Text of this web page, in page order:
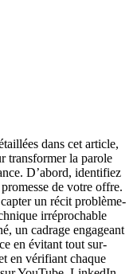
dans cet article,
transformer la parole
D’abord, identifiez
de votre offre.
un récit problème-
irréprochable
un cadrage engageant
en évitant tout sur-
en vérifiant chaque